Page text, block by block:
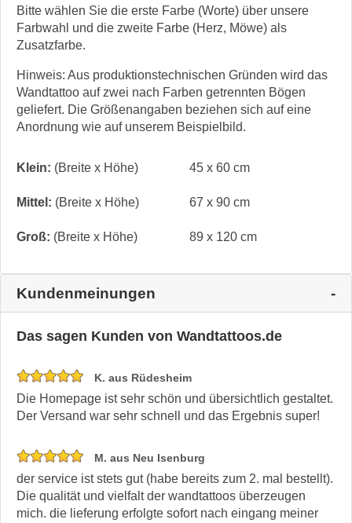
Bitte wählen Sie die erste Farbe (Worte) über unsere
Farbwahl und die zweite Farbe (Herz, Möwe) als
Zusatzfarbe.
Hinweis: Aus produktionstechnischen Gründen wird das
Wandtattoo auf zwei nach Farben getrennten Bögen
geliefert. Die Größenangaben beziehen sich auf eine
Anordnung wie auf unserem Beispielbild.
Klein: (Breite x Höhe) 45 x 60 cm
Mittel: (Breite x Höhe) 67 x 90 cm
Groß: (Breite x Höhe) 89 x 120 cm
Kundenmeinungen
Das sagen Kunden von Wandtattoos.de
K. aus Rüdesheim
Die Homepage ist sehr schön und übersichtlich gestaltet.
Der Versand war sehr schnell und das Ergebnis super!
M. aus Neu Isenburg
der service ist stets gut (habe bereits zum 2. mal bestellt).
Die qualität und vielfalt der wandtattoos überzeugen
mich. die lieferung erfolgte sofort nach eingang meiner